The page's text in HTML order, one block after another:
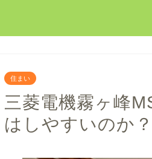
住まい
三菱電機霧ヶ峰
はしやすいのか？